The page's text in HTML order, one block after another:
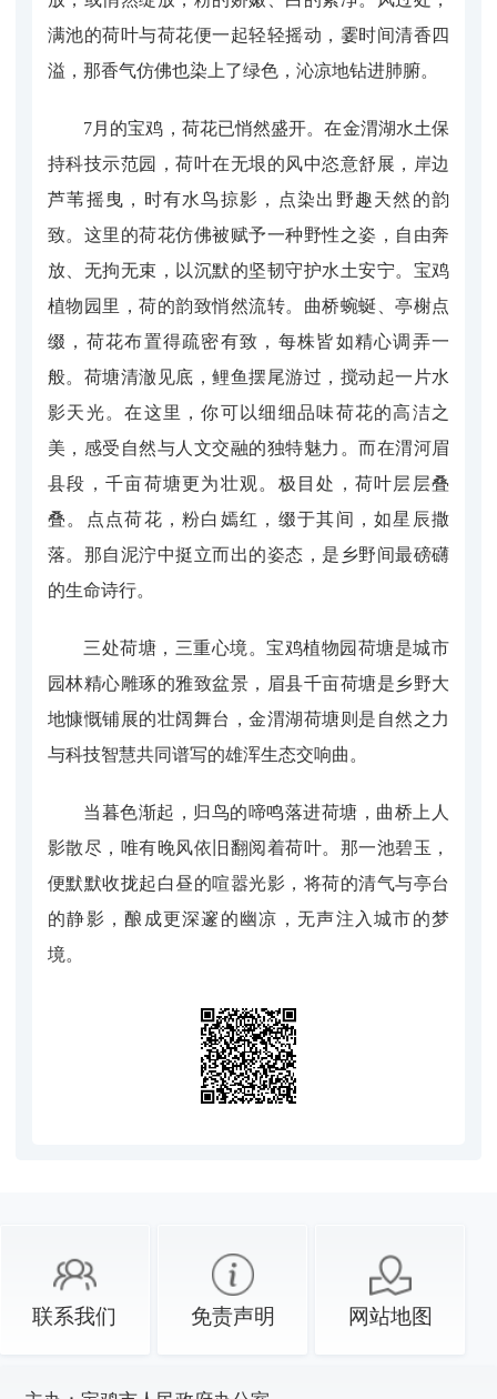
满池的荷叶与荷花便一起轻轻摇动，霎时间清香四
溢，那香气仿佛也染上了绿色，沁凉地钻进肺腑。
7月的宝鸡，荷花已悄然盛开。在金渭湖水土保
持科技示范园，荷叶在无垠的风中恣意舒展，岸边
芦苇摇曳，时有水鸟掠影，点染出野趣天然的韵
致。这里的荷花仿佛被赋予一种野性之姿，自由奔
放、无拘无束，以沉默的坚韧守护水土安宁。宝鸡
植物园里，荷的韵致悄然流转。曲桥蜿蜒、亭榭点
缀，荷花布置得疏密有致，每株皆如精心调弄一
般。荷塘清澈见底，鲤鱼摆尾游过，搅动起一片水
影天光。在这里，你可以细细品味荷花的高洁之
美，感受自然与人文交融的独特魅力。而在渭河眉
县段，千亩荷塘更为壮观。极目处，荷叶层层叠
叠。点点荷花，粉白嫣红，缀于其间，如星辰撒
落。那自泥泞中挺立而出的姿态，是乡野间最磅礴
的生命诗行。
三处荷塘，三重心境。宝鸡植物园荷塘是城市
园林精心雕琢的雅致盆景，眉县千亩荷塘是乡野大
地慷慨铺展的壮阔舞台，金渭湖荷塘则是自然之力
与科技智慧共同谱写的雄浑生态交响曲。
当暮色渐起，归鸟的啼鸣落进荷塘，曲桥上人
影散尽，唯有晚风依旧翻阅着荷叶。那一池碧玉，
便默默收拢起白昼的喧嚣光影，将荷的清气与亭台
的静影，酿成更深邃的幽凉，无声注入城市的梦
境。
联系我们 免责声明 网站地图